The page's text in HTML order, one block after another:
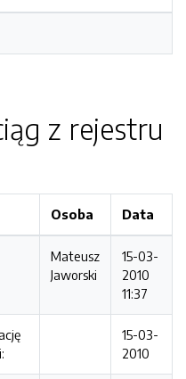
z rejestru
Osoba Data
Mateusz
Jaworski
15-03-
2010
11:37
15-03-
2010